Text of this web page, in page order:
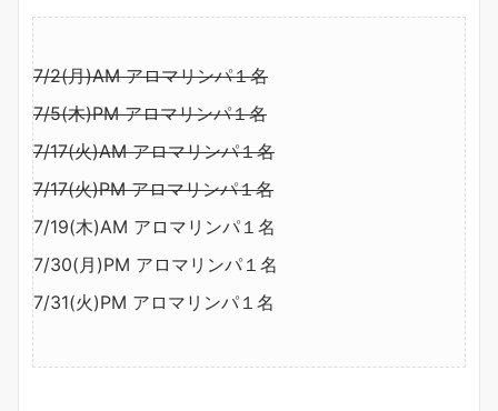
7/2(月)AM アロマリンパ１名
7/5(木)PM アロマリンパ１名
7/17(火)AM アロマリンパ１名
7/17(火)PM アロマリンパ１名
7/19(木)AM アロマリンパ１名
7/30(月)PM アロマリンパ１名
7/31(火)PM アロマリンパ１名